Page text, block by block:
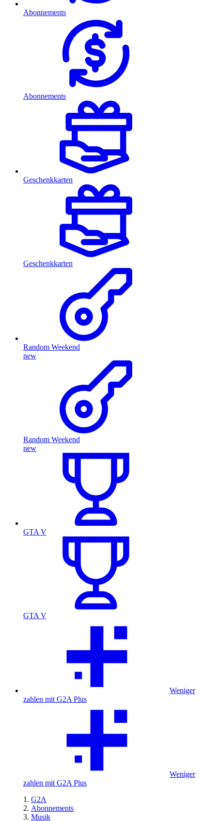
Abonnements
Abonnements
Geschenkkarten
Geschenkkarten
Random Weekend
new
Random Weekend
new
GTA V
GTA V
Weniger
zahlen mit G2A Plus
Weniger
zahlen mit G2A Plus
G2A
Abonnements
Musik